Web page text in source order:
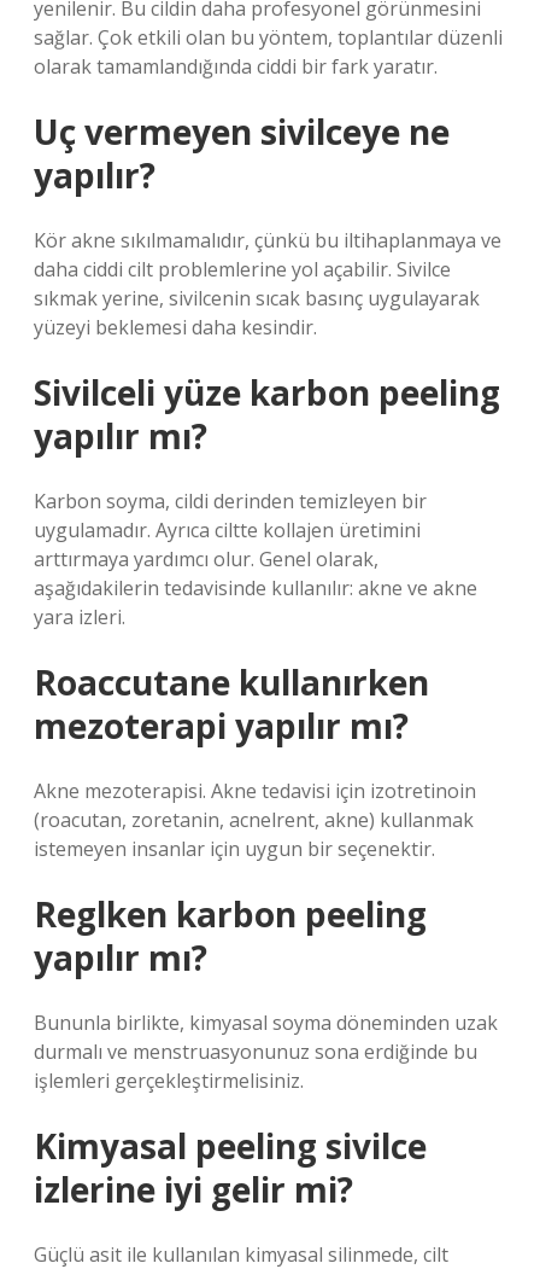
yenilenir. Bu cildin daha profesyonel görünmesini
sağlar. Çok etkili olan bu yöntem, toplantılar düzenli
olarak tamamlandığında ciddi bir fark yaratır.
Uç vermeyen sivilceye ne
yapılır?
Kör akne sıkılmamalıdır, çünkü bu iltihaplanmaya ve
daha ciddi cilt problemlerine yol açabilir. Sivilce
sıkmak yerine, sivilcenin sıcak basınç uygulayarak
yüzeyi beklemesi daha kesindir.
Sivilceli yüze karbon peeling
yapılır mı?
Karbon soyma, cildi derinden temizleyen bir
uygulamadır. Ayrıca ciltte kollajen üretimini
arttırmaya yardımcı olur. Genel olarak,
aşağıdakilerin tedavisinde kullanılır: akne ve akne
yara izleri.
Roaccutane kullanırken
mezoterapi yapılır mı?
Akne mezoterapisi. Akne tedavisi için izotretinoin
(roacutan, zoretanin, acnelrent, akne) kullanmak
istemeyen insanlar için uygun bir seçenektir.
Reglken karbon peeling
yapılır mı?
Bununla birlikte, kimyasal soyma döneminden uzak
durmalı ve menstruasyonunuz sona erdiğinde bu
işlemleri gerçekleştirmelisiniz.
Kimyasal peeling sivilce
izlerine iyi gelir mi?
Güçlü asit ile kullanılan kimyasal silinmede, cilt